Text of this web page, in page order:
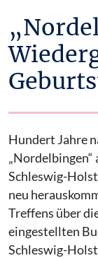
Hundert Jahre
Schleswig-
neu
Treffens über
eingestellten
Schleswig-